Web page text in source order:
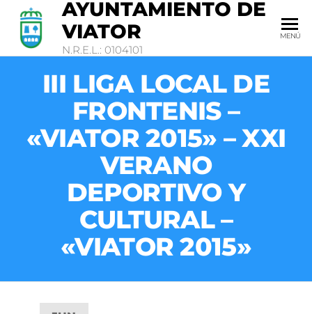
AYUNTAMIENTO DE
VIATOR
N.R.E.L.: 0104101
MENÚ
III LIGA LOCAL DE
FRONTENIS –
«VIATOR 2015» – XXI
VERANO
DEPORTIVO Y
CULTURAL –
«VIATOR 2015»